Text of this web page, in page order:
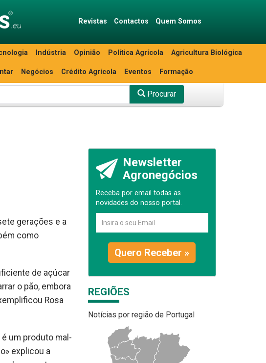
Revistas Contactos Quem Somos
Indústria Opinião Política Agrícola Agricultura Biológica
Negócios Crédito Agrícola Eventos Formação
Procurar
gerações e a
como
de açúcar
o pão, embora
Rosa
um produto mal-
explicou a
Newsletter
Agronegócios
Receba por email todas as
novidades do nosso portal.
Quero Receber »
REGIÕES
Notícias por região de Portugal